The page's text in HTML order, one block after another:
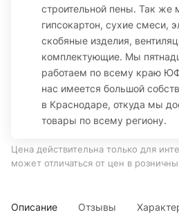
строительной пены. Так же
гипсокартон, сухие смеси,
скобяные изделия,
комплектующие. Мы
работаем по всему краю
нас имеется большой
в Краснодаре, откуда мы
товары по всему региону.
Цена действительна только для
может отличаться от цен в
Описание Отзывы